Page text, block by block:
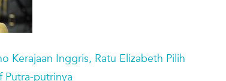
Kerajaan Inggris, Ratu Elizabeth Pilih
Putra-putrinya